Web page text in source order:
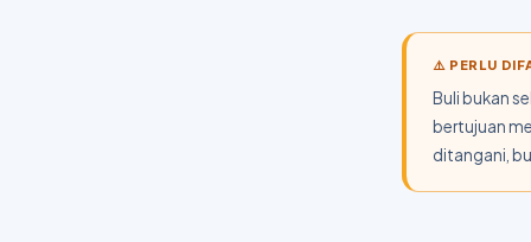
⚠️ PERLU
Buli bukan
bertujuan
ditangani,